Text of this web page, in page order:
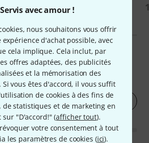
Servis avec amour !
nous souhaitons vous offrir
d'achat possible, avec
cela implique. Cela inclut, par
offres adaptées, des publicités
et la mémorisation des
Si vous êtes d'accord, il vous suffit
de cookies à des fins de
de statistiques et de marketing en
sur "D'accord!" (afficher tout).
votre consentement à tout
les paramètres de cookies (ici).
199 €
des clients
4.1/ 5 Évaluer